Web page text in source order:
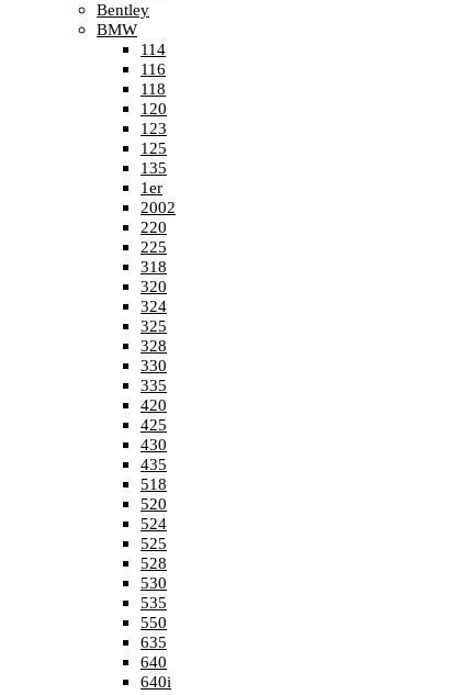
Bentley
BMW
114
116
118
120
123
125
135
1er
2002
220
225
318
320
324
325
328
330
335
420
425
430
435
518
520
524
525
528
530
535
550
635
640
640i